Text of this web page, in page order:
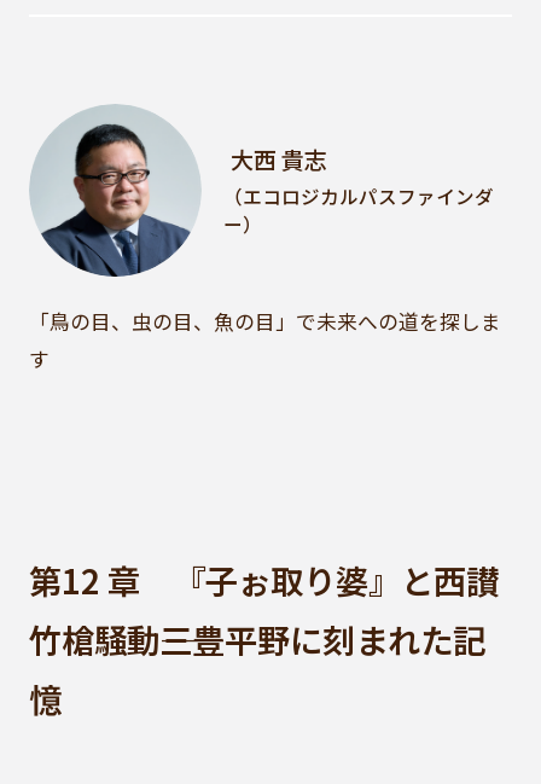
大西 貴志
（エコロジカルパスファインダ
ー）
「鳥の目、虫の目、魚の目」で未来への道を探しま
す
第12 章 『子ぉ取り婆』と西讃
竹槍騒動――三豊平野に刻まれた記
憶